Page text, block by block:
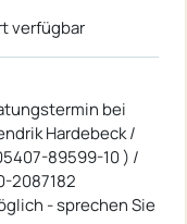
verfügbar
bei
Hardebeck /
89599-10 ) /
2087182
- sprechen Sie